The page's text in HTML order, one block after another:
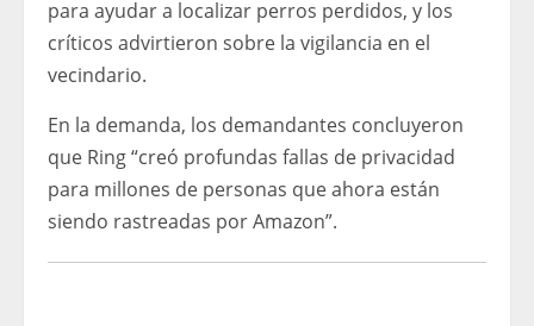
para ayudar a localizar perros perdidos, y los
críticos advirtieron sobre la vigilancia en el
vecindario.
En la demanda, los demandantes concluyeron
que Ring “creó profundas fallas de privacidad
para millones de personas que ahora están
siendo rastreadas por Amazon”.